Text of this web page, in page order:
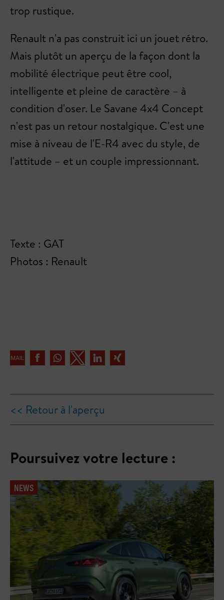
trop rustique.
Renault n'a pas construit ici un jouet rétro.
Mais plutôt un aperçu de la façon dont la
mobilité électrique peut être cool,
intelligente et pleine de caractère – à
condition d'oser. Le Savane 4x4 Concept
n'est pas un retour nostalgique. C'est une
mise à niveau de l'E-R4 avec du style, de
l'attitude – et un couple impressionnant.
Texte : GAT
Photos : Renault
<< Retour à l'aperçu
Poursuivez votre lecture :
NEWS